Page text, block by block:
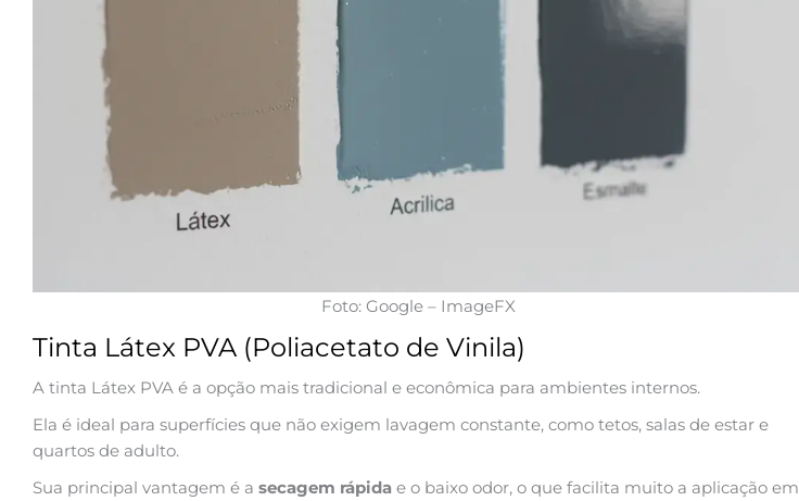
Foto: Google – ImageFX
Tinta Látex PVA (Poliacetato de Vinila)
A tinta Látex PVA é a opção mais tradicional e econômica para ambientes internos.
Ela é ideal para superfícies que não exigem lavagem constante, como tetos, salas de estar e
quartos de adulto.
Sua principal vantagem é a secagem rápida e o baixo odor, o que facilita muito a aplicação em